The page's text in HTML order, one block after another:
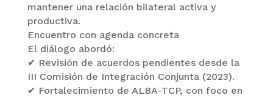
mantener una relación bilateral activa y
productiva.
Encuentro con agenda concreta
El diálogo abordó:
✔ Revisión de acuerdos pendientes desde la
III Comisión de Integración Conjunta (2023).
✔ Fortalecimiento de ALBA-TCP, con foco en